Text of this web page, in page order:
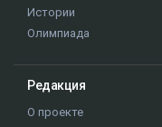
Истории
Олимпиада
Редакция
О проекте